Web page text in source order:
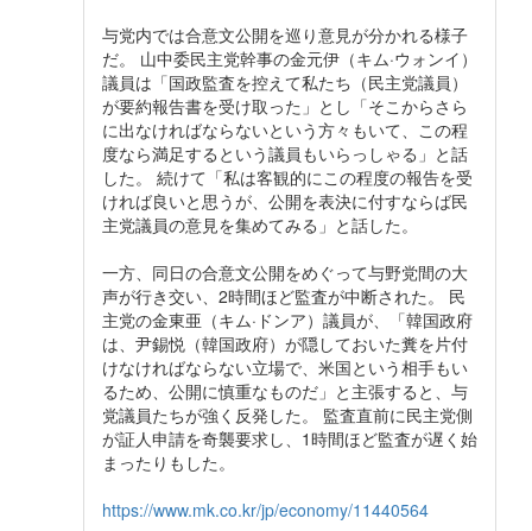
与党内では合意文公開を巡り意見が分かれる様子
だ。 山中委民主党幹事の金元伊（キム·ウォンイ）
議員は「国政監査を控えて私たち（民主党議員）
が要約報告書を受け取った」とし「そこからさら
に出なければならないという方々もいて、この程
度なら満足するという議員もいらっしゃる」と話
した。 続けて「私は客観的にこの程度の報告を受
ければ良いと思うが、公開を表決に付すならば民
主党議員の意見を集めてみる」と話した。
一方、同日の合意文公開をめぐって与野党間の大
声が行き交い、2時間ほど監査が中断された。 民
主党の金東亜（キム·ドンア）議員が、「韓国政府
は、尹錫悦（韓国政府）が隠しておいた糞を片付
けなければならない立場で、米国という相手もい
るため、公開に慎重なものだ」と主張すると、与
党議員たちが強く反発した。 監査直前に民主党側
が証人申請を奇襲要求し、1時間ほど監査が遅く始
まったりもした。
https://www.mk.co.kr/jp/economy/11440564